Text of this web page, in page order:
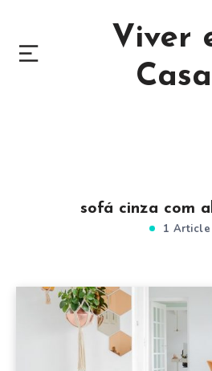
Viver
Casa
sofá cinza com
1 Article